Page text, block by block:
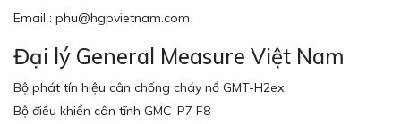
Email : phu@hgpvietnam.com
Đại lý General Measure Việt Nam
Bộ phát tín hiệu cân chống cháy nổ GMT-H2ex
Bộ điều khiển cân tĩnh GMC-P7 F8